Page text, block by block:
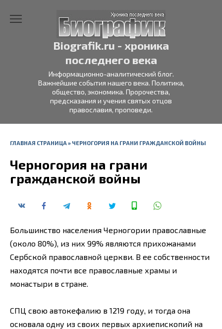
Biografik.ru - хроника
последнего века
Информационно-аналитический блог.
Важнейшие события нашего века. Политика,
общество, экономика. Пророчества,
предсказания и учения святых отцов
православия, проповеди.
ГЛАВНАЯ СТРАНИЦА» ЧЕРНОГОРИЯ НА ГРАНИ ГРАЖДАНСКОЙ ВОЙНЫ
Черногория на грани
гражданской войны
Большинство населения Черногории православные
(около 80%), из них 99% являются прихожанами
Сербской православной церкви. В ее собственности
находятся почти все православные храмы и
монастыри в стране.
СПЦ свою автокефалию в 1219 году, и тогда она
основала одну из своих первых архиепископий на